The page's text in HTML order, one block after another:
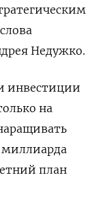
Недужко.
инвестиции
на
миллиарда
план